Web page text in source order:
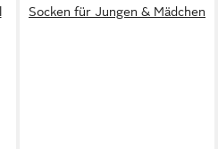
Socken für Jungen & Mädchen